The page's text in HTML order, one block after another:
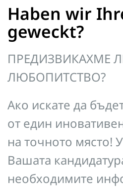
Haben wir
geweckt?
ПРЕДИЗВИКАХМЕ
ЛЮБОПИТСТВО?
Ако искате да
от един
на точното място!
Вашата
необходимите